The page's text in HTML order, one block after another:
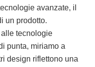
avanzate, il
un prodotto.
tecnologie
punta, miriamo a
design riflettono una